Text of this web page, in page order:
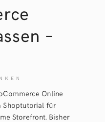
–
Online
Shoptutorial für
Storefront. Bisher